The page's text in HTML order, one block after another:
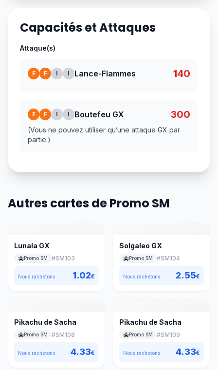
Capacités et Attaques
Attaque(s)
F F I I Lance-Flammes 140
F F I I Boutefeu GX 300
(Vous ne pouvez utiliser qu’une attaque GX par
partie.)
Autres cartes de Promo SM
Lunala GX
Promo SM #SM103
Nous rachetons 1.02€
Solgaleo GX
Promo SM #SM104
Nous rachetons 2.55€
Pikachu de Sacha
Promo SM #SM108
Nous rachetons 4.33€
Pikachu de Sacha
Promo SM #SM109
Nous rachetons 4.33€